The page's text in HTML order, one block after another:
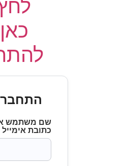
לחץ
כאן
שם משתמש או
כתובת אימייל